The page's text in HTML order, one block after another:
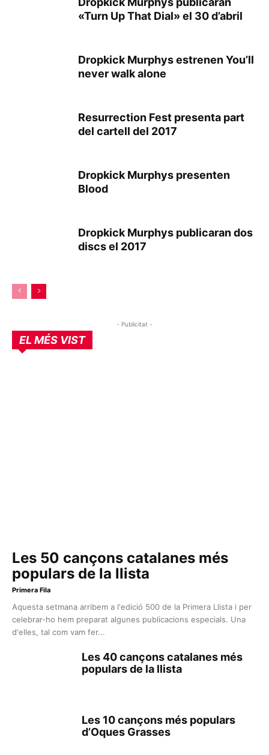
«Turn Up That Dial» el 30 d’abril
Dropkick Murphys estrenen You’ll
never walk alone
Resurrection Fest presenta part
del cartell del 2017
Dropkick Murphys presenten
Blood
Dropkick Murphys publicaran dos
discs el 2017
- Publicitat -
EL MÉS VIST
Les 50 cançons catalanes més
populars de la llista
Primera Fila
Aquesta setmana arribem a l'edició 500 de la Primera Llista i per
celebrar-ho hem preparat algunes publicacions especials. Una
d'elles, tal com vam fer...
Les 40 cançons catalanes més
populars de la llista
Les 10 cançons més populars
d’Oques Grasses